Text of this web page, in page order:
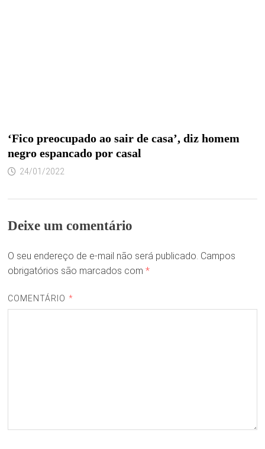
‘Fico preocupado ao sair de casa’, diz homem
negro espancado por casal
24/01/2022
Deixe um comentário
O seu endereço de e-mail não será publicado. Campos
obrigatórios são marcados com *
COMENTÁRIO *